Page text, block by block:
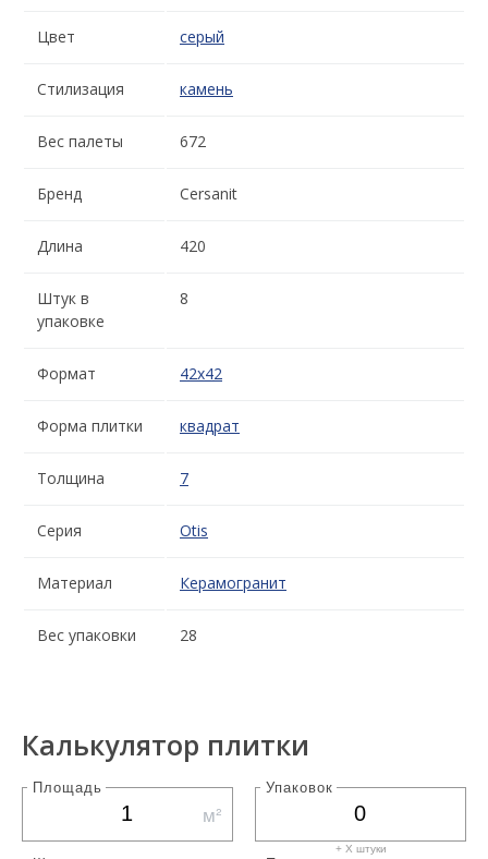
Цвет серый
Стилизация камень
Вес палеты 672
Бренд Cersanit
Длина 420
Штук в
упаковке
8
Формат 42x42
Форма плитки квадрат
Толщина 7
Серия Otis
Материал Керамогранит
Вес упаковки 28
Калькулятор плитки
Площадь
м²
Упаковок
+ X штуки